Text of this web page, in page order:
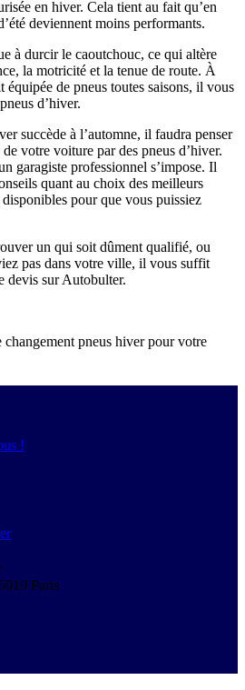
en hiver. Cela tient au fait qu’en
deviennent moins performants.
à durcir le caoutchouc, ce qui altère
la motricité et la tenue de route. À
de pneus toutes saisons, il vous
d’hiver.
succède à l’automne, il faudra penser
votre voiture par des pneus d’hiver.
garagiste professionnel s’impose. Il
quant au choix des meilleurs
pour que vous puissiez
un qui soit dûment qualifié, ou
pas dans votre ville, il vous suffit
devis sur Autobulter.
changement pneus hiver pour votre
!
Paris